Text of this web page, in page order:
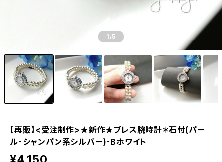
1 /5
【再販】<受注制作>★新作★ブレス腕時計＊石付(パー
ル･シャンパン系シルバー)･Bホワイト
¥4,150